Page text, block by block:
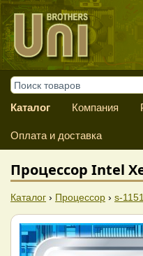
Каталог Компания
Оплата и доставка
Процессор Intel
Каталог › Процессор › s-1151